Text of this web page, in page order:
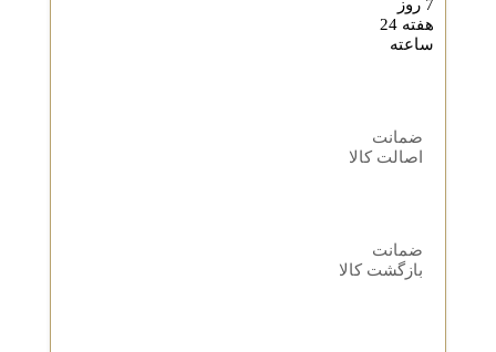
هفته 24
ساعته
ضمانت
اصالت کالا
ضمانت
بازگشت کالا